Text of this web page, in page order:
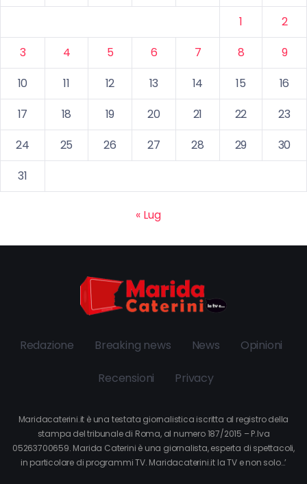
1
2
3
4 5 6 7 8
9
10
11 12 13 14 15
16
17
18 19 20 21 22
23
24
25 26 27 28 29
30
31
« Lug
Redazione Breaking news News Opinioni
Recensioni Privacy
Maridacaterini.it è una testata giornalistica iscritta al registro della
stampa del tribunale di Roma, al numero 187/2015 – P.Iva
05263700659. Marida Caterini è una giornalista, esperta di spettacoli,
in particolare di programmi TV. Maridacaterini.it la TV e non solo…’